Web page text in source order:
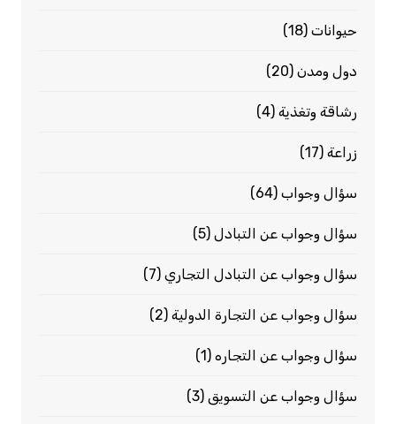
حيوانات(18)
دول ومدن(20)
رشاقة وتغذية(4)
زراعة(17)
سؤال وجواب(64)
سؤال وجواب عن التبادل(5)
سؤال وجواب عن التبادل التجاري(7)
سؤال وجواب عن التجارة الدولية(2)
سؤال وجواب عن التجاره(1)
سؤال وجواب عن التسويق(3)